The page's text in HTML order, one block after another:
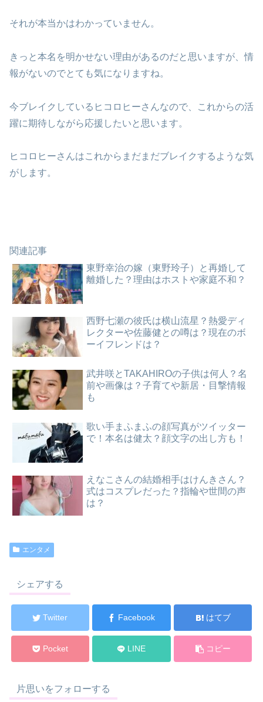
それが本当かはわかっていません。
きっと本名を明かせない理由があるのだと思いますが、情
報がないのでとても気になりますね。
今ブレイクしているヒコロヒーさんなので、これからの活
躍に期待しながら応援したいと思います。
ヒコロヒーさんはこれからまだまだブレイクするような気
がします。
関連記事
東野幸治の嫁（東野玲子）と再婚して
離婚した？理由はホストや家庭不和？
西野七瀬の彼氏は横山流星？熱愛ディ
レクターや佐藤健との噂は？現在のボ
ーイフレンドは？
武井咲とTAKAHIROの子供は何人？名
前や画像は？子育てや新居・目撃情報
も
歌い手まふまふの顔写真がツイッター
で！本名は健太？顔文字の出し方も！
えなこさんの結婚相手はけんきさん？
式はコスプレだった？指輪や世間の声
は？
エンタメ
シェアする
Twitter Facebook はてブ
Pocket LINE コピー
片思いをフォローする